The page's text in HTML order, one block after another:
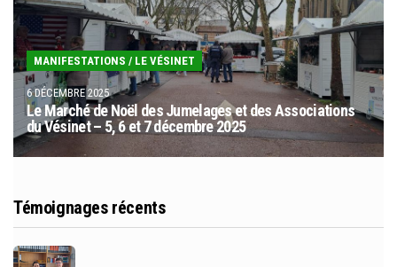
MANIFESTATIONS / LE VÉSINET
6 DÉCEMBRE 2025
Le Marché de Noël des Jumelages et des Associations
du Vésinet – 5, 6 et 7 décembre 2025
Témoignages récents